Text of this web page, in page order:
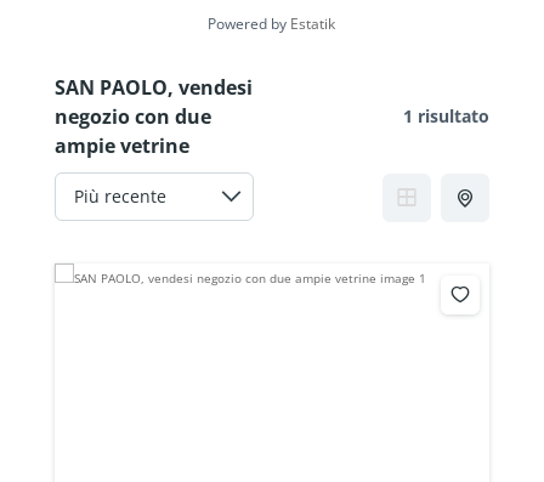
Powered by Estatik
SAN PAOLO, vendesi
negozio con due
ampie vetrine
1 risultato